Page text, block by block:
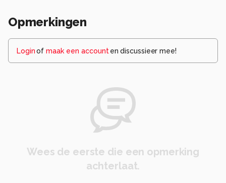
Opmerkingen
Loginof maak een account en discussieer mee!
Wees de eerste die een opmerking
achterlaat.